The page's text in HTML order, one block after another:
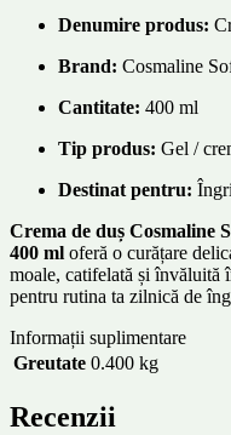
Denumire produs:
Brand: Cosmaline
Cantitate: 400 ml
Tip produs: Gel /
Destinat pentru:
Crema de duș Cosmaline
400 ml oferă o curățare
moale, catifelată și învăluită
pentru rutina ta zilnică de
Informații suplimentare
Greutate 0.400 kg
Recenzii